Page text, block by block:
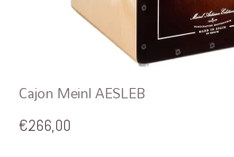
Cajon Meinl AESLEB
€266,00